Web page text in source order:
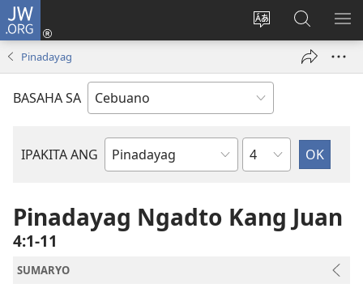
JW.ORG
Ilisi
pinulongan
sa
site
Log
ug
window)
Pangitaa
sa
JW.ORG
Pinadayag
BASAHA SA
IPAKITA ANG
Basahon
Bibliya
Kapitulo
Pinadayag Ngadto Kang Juan
4:1-11
SUMARYO